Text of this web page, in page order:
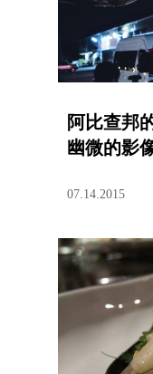
阿比查邦
幽微的影
07.14.2015